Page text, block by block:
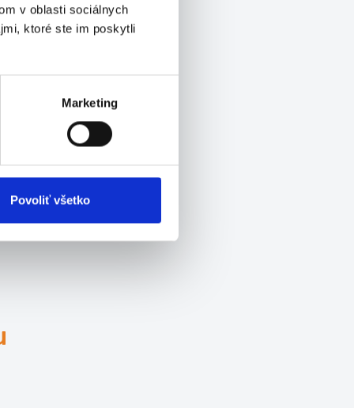
v oblasti sociálnych
ktoré ste im poskytli
Marketing
Povoliť všetko